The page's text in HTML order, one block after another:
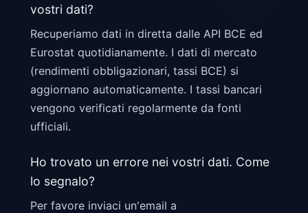
vostri dati?
Recuperiamo dati in diretta dalle API BCE ed
Eurostat quotidianamente. I dati di mercato
(rendimenti obbligazionari, tassi BCE) si
aggiornano automaticamente. I tassi bancari
vengono verificati regolarmente da fonti
ufficiali.
Ho trovato un errore nei vostri dati. Come
lo segnalo?
Per favore inviaci un'email a